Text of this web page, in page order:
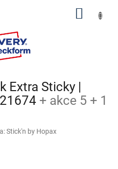
Extra Sticky |
+ akce 5 + 1
Stick'n by Hopax